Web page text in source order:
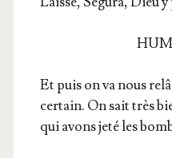
Et puis on va nous
cer­tain. On sait très
qui avons jeté les